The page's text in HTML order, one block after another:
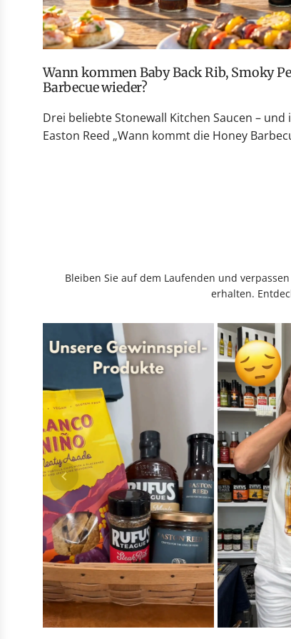
Wann kommen Baby Back Rib, Smoky Peach Whiskey und Honey
Barbecue wieder?
Drei beliebte Stonewall Kitchen Saucen –
Easton Reed „Wann kommt die Honey
Bleiben Sie auf dem Laufenden und
erhalten.